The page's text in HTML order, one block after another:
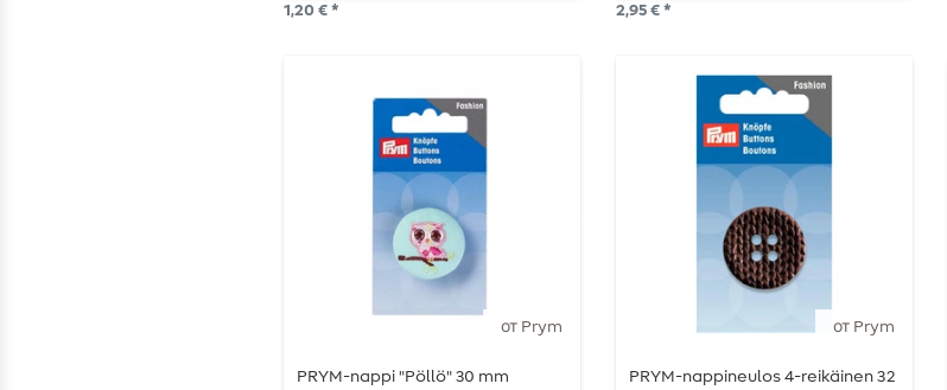
1,20 € * 2,95 € *
от Prym
PRYM-nappi "Pöllö" 30 mm
от Prym
PRYM-nappineulos 4-reikäinen 32